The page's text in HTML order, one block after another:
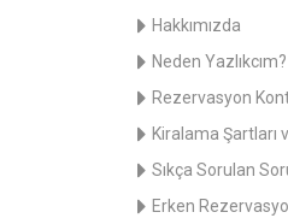
Hakkımızda
Neden Yazlıkcım?
Rezervasyon
Kiralama Şartları
Sıkça Sorulan
Erken